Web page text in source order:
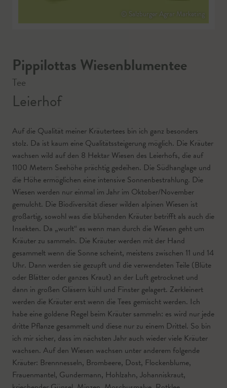
© Salzburger Agrar Marketing
Pippilottas Wiesenblumentee
Tee
Leierhof
Auf die Qualität meiner Kräutertees bin ich ganz besonders
stolz. Da ist kaum eine Qualitätssteigerung möglich. Die Kräuter
wachsen wild auf den 8 Hektar Wiesen des Leierhofs, die auf
1100 Metern Seehöhe prächtig gedeihen. Die Südhanglage und
die Höhe ermöglichen eine intensive Sonnenbestrahlung. Die
Wiesen werden nur einmal im Jahr im Oktober/November
gemulcht. Die Biodiversität dieser wilden alpinen Wiesen ist
großartig, sowohl was die blühenden Kräuter betrifft als auch die
Insekten. Da „wurlt“ es wenn man durch die Wiesen geht um
Kräuter zu sammeln. Die Kräuter werden mit der Hand
gesammelt wenn die Sonne scheint, meistens zwischen 11 und 14
Uhr. Dann werden sie gezupft und die verwendeten Teile (Blüte
oder Blätter oder ganzes Kraut) an der Luft getrocknet und
dann in großen Gläsern kühl und Finster gelagert. Zerkleinert
werden die Kräuter erst wenn die Tees gemischt werden. Ich
habe eine goldene Regel beim Kräuter sammeln: es wird nur jede
dritte Pflanze gesammelt und diese nur zu einem Drittel. So bin
ich mir sicher, dass im nächsten Jahr auch wieder viele Kräuter
wachsen. Auf den Wiesen wachsen unter anderem folgende
Kräuter: Brennnesseln, Brombeere, Dost, Flockenblume,
Frauenmantel, Gundermann, Hohlzahn, Johanniskraut,